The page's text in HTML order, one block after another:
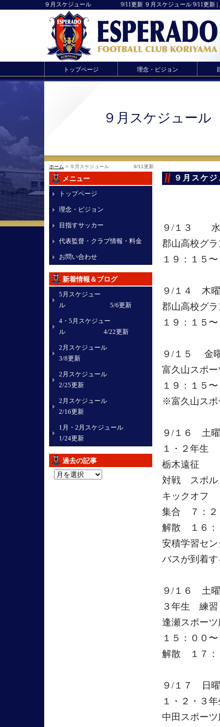
９月スケジュール 9/11更新 ９月スケジュール 9/11更新 |
トップページ 理念・ビジョン
９月スケジ
ホーム > ９月スケジュール 9/11更新
９月ス
９/１３
郡山高校グ
１９：１５
９/１４ 木
郡山高校グ
１９：１５
９/１５ 金
富久山スポ
１９：１５
※富久山スポ
９/１６ 土
１・２年生
栃木遠征
対戦 スポル
キックオフ
集合 ７：
解散 １６
安積学習セ
バスが到着
９/１６ 土
３年生 練習
逢瀬スポー
１５：００
解散 １７：
９/１７ 日
１・２・３
中田スポー
メニュー
トップページ
理念・ビジョン
目指すサッカー
代表監督・クラブ情報・料金
お問い合わせ
新着情報＆ブログ
5月スケジュー
ル 5/6更新
4・5月スケジュー
ル 4/22更新
2月スケジュール
3/8更新
2月スケジュール
2/25更新
2月スケジュール
2/16更新
1月・2月スケジュール
1/24更新
過去の記事